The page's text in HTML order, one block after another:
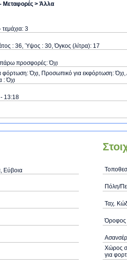
- Μεταφορές > Άλλα
3
: 36, Ύψος : 30, Όγκος (λίτρα): 17
προσφορές: Όχι
φόρτωση: Όχι, Προσωπικό για εκφόρτωση: Όχι,
: Όχι
13:18
Εύβοια
Πόλη/
Ταχ.
Όροφος
Ασανσέρ
Χώρος
για